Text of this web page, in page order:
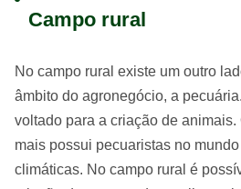
Campo rural
No campo rural existe um outro
âmbito do agronegócio, a
voltado para a criação de
mais possui pecuaristas no
climáticas. No campo rural é